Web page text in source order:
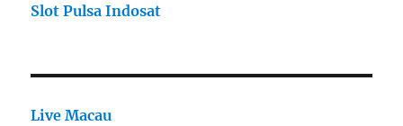
Slot Pulsa Indosat
Live Macau